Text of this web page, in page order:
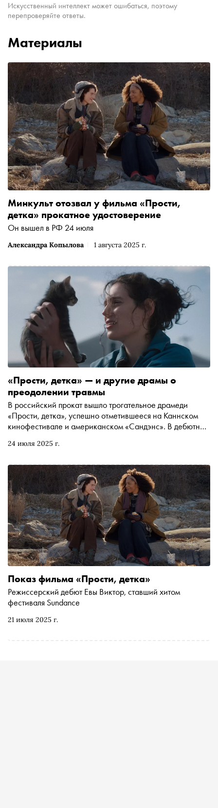
Искусственный интеллект может ошибаться, поэтому
перепроверяйте ответы.
Материалы
Александра Копылова 1 августа 2025 г.
Минкульт отозвал у фильма «Прости,
детка» прокатное удостоверение
Он вышел в РФ 24 июля
24 июля 2025 г.
«Прости, детка» — и другие драмы о
преодолении травмы
В российский прокат вышло трогательное драмеди
«Прости, детка», успешно отметившееся на Каннском
кинофестивале и американском «Сандэнс». В дебютном
штампов и воодушевляет надеждой на исцеление после
рассказывает об этом и других фильмах, в которых
женщины смогли справиться со страшным
21 июля 2025 г.
Показ фильма «Прости, детка»
Режиссерский дебют Евы Виктор, ставший хитом
фестиваля Sundance